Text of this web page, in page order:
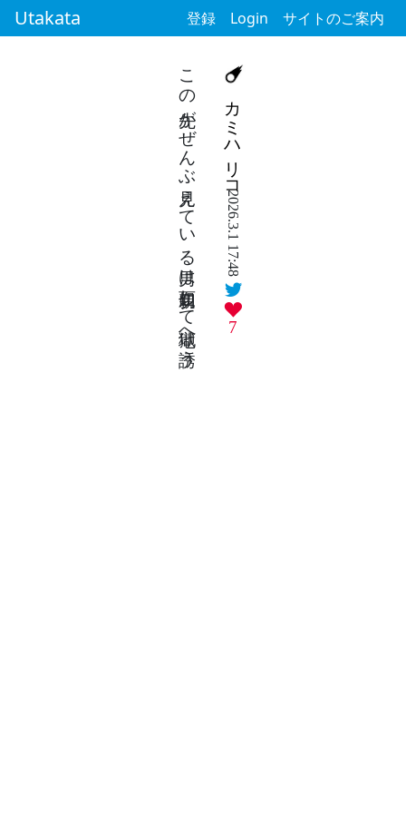
Utakata 登録 Login サイトのご案内
カミハリコ
2026.3.1 17:48
7
この先がぜんぶ見えている男は親切面して地獄へ誘う